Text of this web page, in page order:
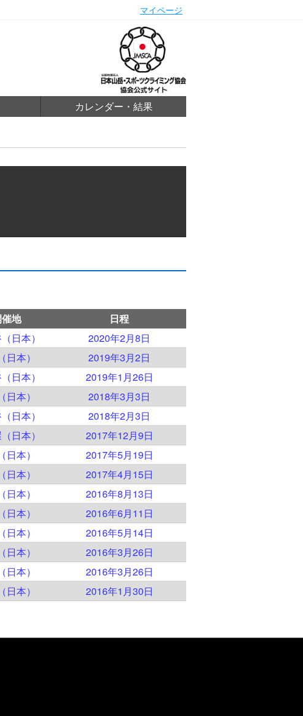
マイページ
カレンダー・結果
地
日程
日本）
2020年2月8日
日本）
2019年3月2日
日本）
2019年1月26日
日本）
2018年3月3日
日本）
2018年2月3日
日本）
2017年12月9日
日本）
2017年5月19日
日本）
2017年4月15日
日本）
2016年8月13日
日本）
2016年6月11日
日本）
2016年5月14日
日本）
2016年3月26日
日本）
2016年3月26日
日本） 2016年1月30日